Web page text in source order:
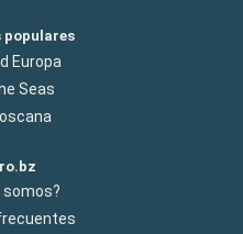
populares
Europa
Seas
somos?